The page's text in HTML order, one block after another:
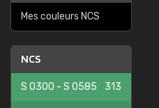
Mes couleurs NCS
NCS
S 0300 - S 0585 313